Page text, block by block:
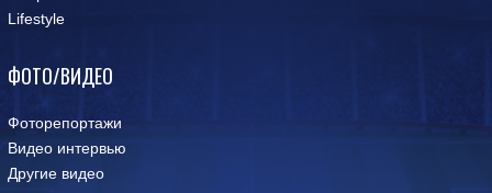
Lifestyle
ФОТО/ВИДЕО
Фоторепортажи
Видео интервью
Другие видео